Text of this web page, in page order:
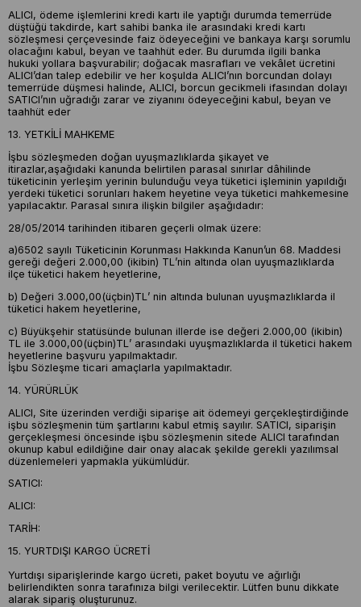
ALICI, ödeme işlemlerini kredi kartı ile yaptığı durumda temerrüde
düştüğü takdirde, kart sahibi banka ile arasındaki kredi kartı
sözleşmesi çerçevesinde faiz ödeyeceğini ve bankaya karşı sorumlu
olacağını kabul, beyan ve taahhüt eder. Bu durumda ilgili banka
hukuki yollara başvurabilir; doğacak masrafları ve vekâlet ücretini
ALICI’dan talep edebilir ve her koşulda ALICI’nın borcundan dolayı
temerrüde düşmesi halinde, ALICI, borcun gecikmeli ifasından dolayı
SATICI’nın uğradığı zarar ve ziyanını ödeyeceğini kabul, beyan ve
taahhüt eder
13. YETKİLİ MAHKEME
İşbu sözleşmeden doğan uyuşmazlıklarda şikayet ve
itirazlar,aşağıdaki kanunda belirtilen parasal sınırlar dâhilinde
tüketicinin yerleşim yerinin bulunduğu veya tüketici işleminin yapıldığı
yerdeki tüketici sorunları hakem heyetine veya tüketici mahkemesine
yapılacaktır. Parasal sınıra ilişkin bilgiler aşağıdadır:
28/05/2014 tarihinden itibaren geçerli olmak üzere:
a)6502 sayılı Tüketicinin Korunması Hakkında Kanun’un 68. Maddesi
gereği değeri 2.000,00 (ikibin) TL’nin altında olan uyuşmazlıklarda
ilçe tüketici hakem heyetlerine,
b) Değeri 3.000,00(üçbin)TL’ nin altında bulunan uyuşmazlıklarda il
tüketici hakem heyetlerine,
c) Büyükşehir statüsünde bulunan illerde ise değeri 2.000,00 (ikibin)
TL ile 3.000,00(üçbin)TL’ arasındaki uyuşmazlıklarda il tüketici hakem
heyetlerine başvuru yapılmaktadır.
İşbu Sözleşme ticari amaçlarla yapılmaktadır.
14. YÜRÜRLÜK
ALICI, Site üzerinden verdiği siparişe ait ödemeyi gerçekleştirdiğinde
işbu sözleşmenin tüm şartlarını kabul etmiş sayılır. SATICI, siparişin
gerçekleşmesi öncesinde işbu sözleşmenin sitede ALICI tarafından
okunup kabul edildiğine dair onay alacak şekilde gerekli yazılımsal
düzenlemeleri yapmakla yükümlüdür.
SATICI:
ALICI:
TARİH:
15. YURTDIŞI KARGO ÜCRETİ
Yurtdışı siparişlerinde kargo ücreti, paket boyutu ve ağırlığı
belirlendikten sonra tarafınıza bilgi verilecektir. Lütfen bunu dikkate
alarak sipariş oluşturunuz.